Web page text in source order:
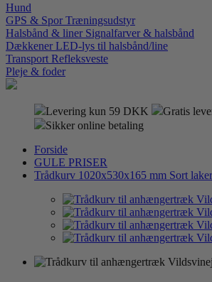
Hund
GPS & Spor Træningsudstyr
Halsbånd & liner Signalfarver & halsbånd
Dækkener LED-lys til halsbånd/line
Transport Refleksveste
Pleje & foder
Levering kun 59 DKK
Gratis
Sikker online betaling
Forside
GULE PRISER
Trådkurv 1020x530x165 mm Sort